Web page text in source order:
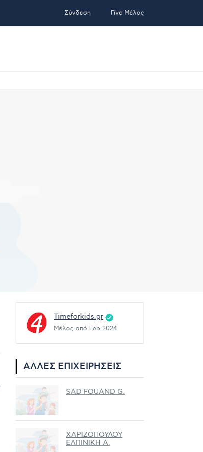
Σύνδεση Γίνε Μέλος
Timeforkids.gr
Μέλος από Feb 2024
ΆΛΛΕΣ ΕΠΙΧΕΙΡΉΣΕΙΣ
SAD FOUAND G.
ΧΑΡΙΖΟΠΟΥΛΟΥ
ΕΛΠΙΝΙΚΗ Α.